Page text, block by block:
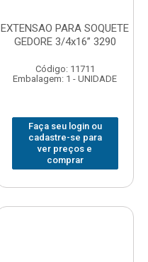
EXTENSAO PARA SOQUETE
GEDORE 3/4x16” 3290
Código: 11711
Embalagem: 1 - UNIDADE
Faça seu login ou
cadastre-se para
ver preços e
comprar